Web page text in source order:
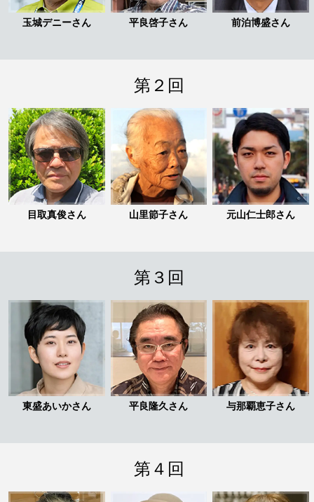
玉城デニーさん 平良啓子さん 前泊博盛さん
第２回
目取真俊さん 山里節子さん 元山仁士郎さん
第３回
東盛あいかさん 平良隆久さん 与那覇恵子さん
第４回